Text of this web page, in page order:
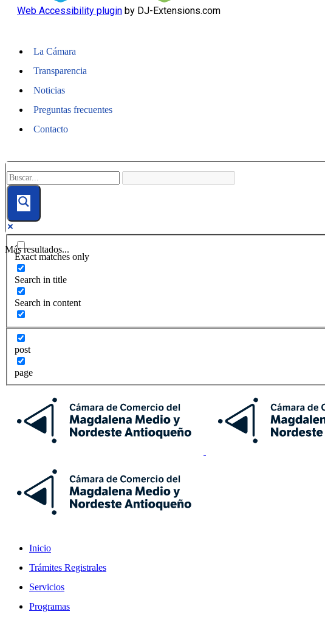
Web Accessibility plugin by DJ-Extensions.com
La Cámara
Transparencia
Noticias
Preguntas frecuentes
Contacto
Más resultados...
Exact matches only
Search in title
Search in content
post
page
Inicio
Trámites Registrales
Servicios
Programas